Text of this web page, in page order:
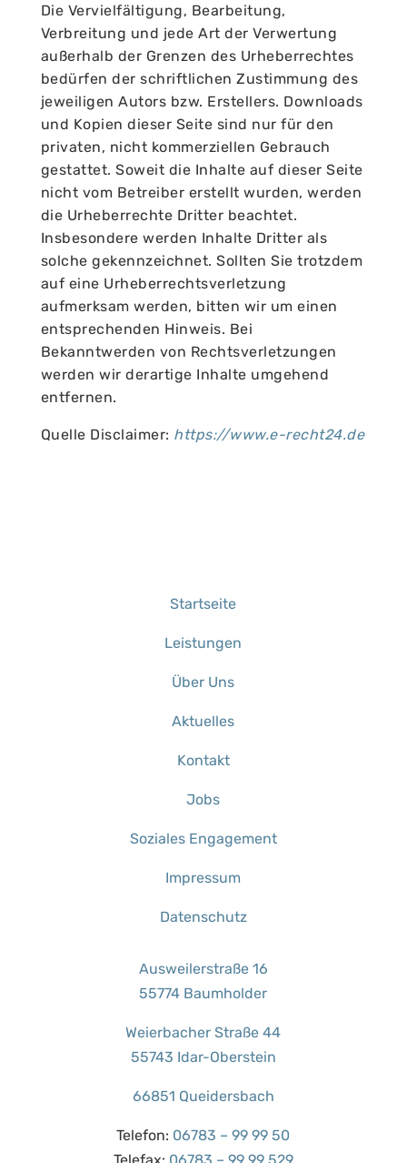
Die Vervielfältigung, Bearbeitung,
Verbreitung und jede Art der Verwertung
außerhalb der Grenzen des Urheberrechtes
bedürfen der schriftlichen Zustimmung des
jeweiligen Autors bzw. Erstellers. Downloads
und Kopien dieser Seite sind nur für den
privaten, nicht kommerziellen Gebrauch
gestattet. Soweit die Inhalte auf dieser Seite
nicht vom Betreiber erstellt wurden, werden
die Urheberrechte Dritter beachtet.
Insbesondere werden Inhalte Dritter als
solche gekennzeichnet. Sollten Sie trotzdem
auf eine Urheberrechtsverletzung
aufmerksam werden, bitten wir um einen
entsprechenden Hinweis. Bei
Bekanntwerden von Rechtsverletzungen
werden wir derartige Inhalte umgehend
entfernen.
Quelle Disclaimer: https://www.e-recht24.de
Startseite
Leistungen
Über Uns
Aktuelles
Kontakt
Jobs
Soziales Engagement
Impressum
Datenschutz
Ausweilerstraße 16
55774 Baumholder
Weierbacher Straße 44
55743 Idar-Oberstein
66851 Queidersbach
Telefon: 06783 – 99 99 50